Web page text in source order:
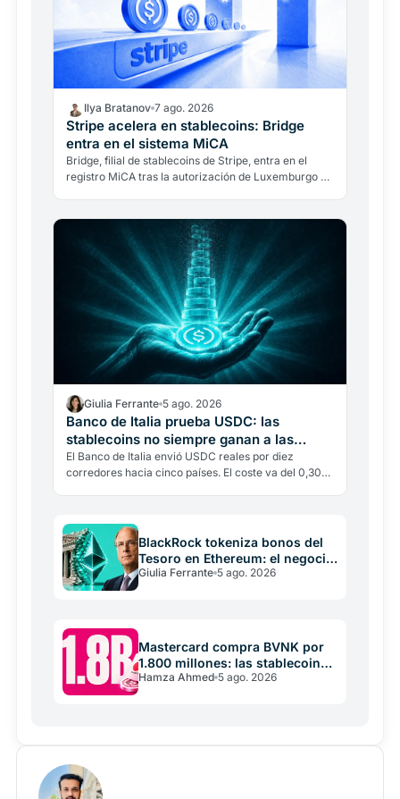
Ilya Bratanov 7 ago. 2026
Stripe acelera en stablecoins: Bridge
entra en el sistema MiCA
Bridge, filial de stablecoins de Stripe, entra en el
registro MiCA tras la autorización de Luxemburgo y
Giulia Ferrante 5 ago. 2026
Banco de Italia prueba USDC: las
stablecoins no siempre ganan a las
transferencias
El Banco de Italia envió USDC reales por diez
corredores hacia cinco países. El coste va del 0,30%
BlackRock tokeniza bonos del
Tesoro en Ethereum: el negocio
son las stablecoins
Giulia Ferrante 5 ago. 2026
Mastercard compra BVNK por
1.800 millones: las stablecoins
son infraestructura
Hamza Ahmed 5 ago. 2026